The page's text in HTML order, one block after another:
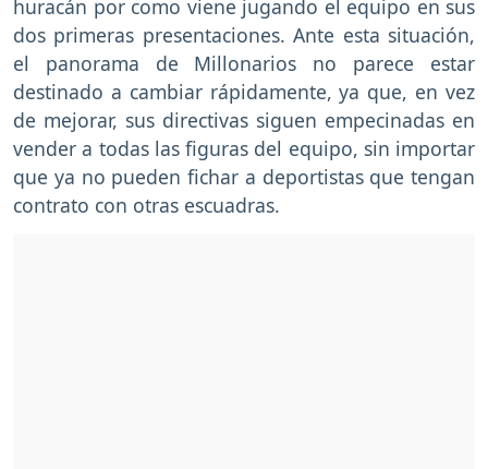
huracán por como viene jugando el equipo en sus
dos primeras presentaciones. Ante esta situación,
el panorama de Millonarios no parece estar
destinado a cambiar rápidamente, ya que, en vez
de mejorar, sus directivas siguen empecinadas en
vender a todas las figuras del equipo, sin importar
que ya no pueden fichar a deportistas que tengan
contrato con otras escuadras.